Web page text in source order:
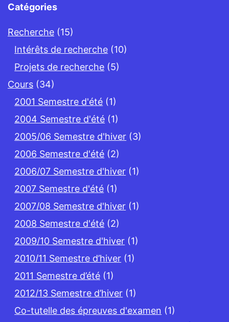
Catégories
Recherche (15)
Intérêts de recherche (10)
Projets de recherche (5)
Cours (34)
2001 Semestre d'été (1)
2004 Semestre d'été (1)
2005/06 Semestre d'hiver (3)
2006 Semestre d'été (2)
2006/07 Semestre d'hiver (1)
2007 Semestre d'été (1)
2007/08 Semestre d'hiver (1)
2008 Semestre d'été (2)
2009/10 Semestre d'hiver (1)
2010/11 Semestre d’hiver (1)
2011 Semestre d’été (1)
2012/13 Semestre d’hiver (1)
Co-tutelle des épreuves d'examen (1)